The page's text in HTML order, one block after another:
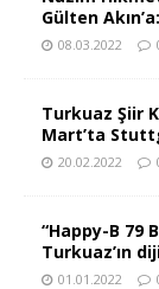
Gülten
08.03.2022
Turkuaz Şiir
Mart’ta
20.02.2022
“Happy-B 79
Turkuaz’ın
01.01.2022